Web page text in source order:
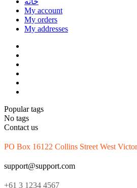
My account
My orders
My addresses
Popular tags
No tags
Contact us
PO Box 16122 Collins Street West
support@support.com
+61 3 1234 4567